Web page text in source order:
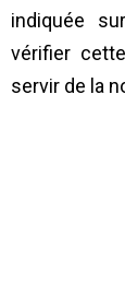
indiquée
vérifier
servir de la